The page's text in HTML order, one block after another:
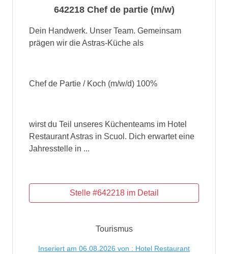
642218 Chef de partie (m/w)
Dein Handwerk. Unser Team. Gemeinsam
prägen wir die Astras-Küche als
Chef de Partie / Koch (m/w/d) 100%
wirst du Teil unseres Küchenteams im Hotel
Restaurant Astras in Scuol. Dich erwartet eine
Jahresstelle in ...
Tourismus
Inseriert am 06.08.2026 von : Hotel Restaurant